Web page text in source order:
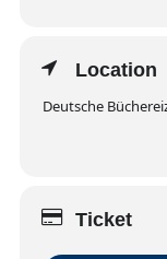
Location
Deutsche
Ticket